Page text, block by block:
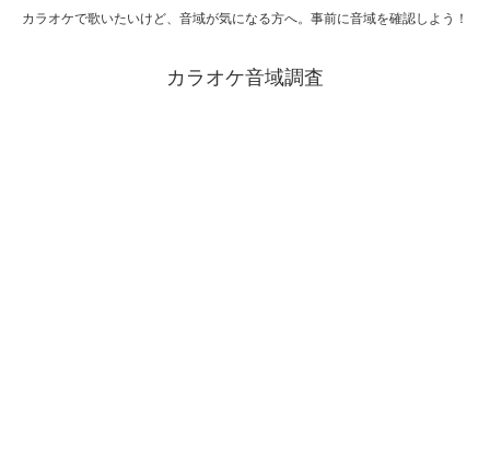
カラオケで歌いたいけど、音域が気になる方へ。事前に音域を確認しよう！
カラオケ音域調査